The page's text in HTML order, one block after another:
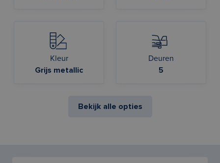
Kleur
Grijs metallic
Deuren
5
Bekijk alle opties